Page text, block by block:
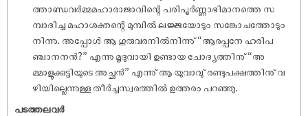
ത്താണ്ഡവർമ്മമഹാരാജാവിന്റെ പരിപൂർണ്ണാഭിമാനത്തെ സ
മ്പാദിച്ച മഹാശക്തന്റെ മുമ്പിൽ ലജ്ജയോടും സങ്കോചത്തോടും
നിന്നു. അപ്പോൾ ആ ഗുരുവരനിൽനിന്നു് “ആരപ്പനേ ഹരിപ
ഞ്ചാനനൻ?” എന്നു മൃദുവായി ഉണ്ടായ ചോദ്യത്തിനു് “അ
മ്മാളുക്കുട്ടിയുടെ അച്ഛൻ” എന്നു് ആ യുവാവു് രണ്ടുപക്ഷത്തിനു് വ
ഴിയില്ലെന്നുള്ള തീർച്ചസ്വരത്തിൽ ഉത്തരം പറഞ്ഞു.
പടത്തലവർ